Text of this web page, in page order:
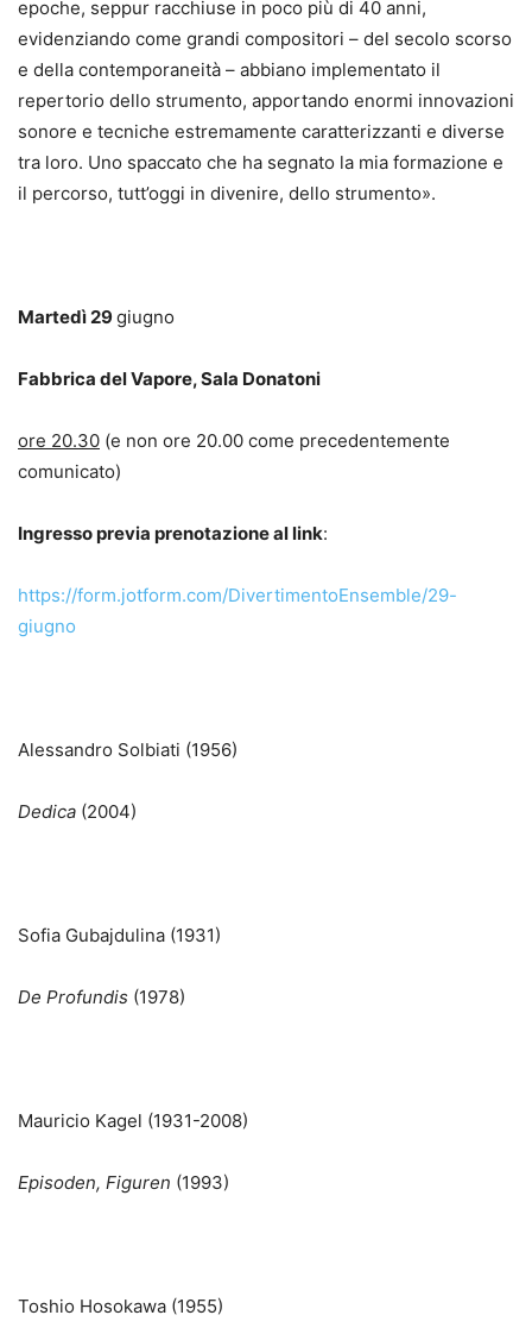
epoche, seppur racchiuse in poco più di 40 anni,
evidenziando come grandi compositori – del secolo scorso
e della contemporaneità – abbiano implementato il
repertorio dello strumento, apportando enormi innovazioni
sonore e tecniche estremamente caratterizzanti e diverse
tra loro. Uno spaccato che ha segnato la mia formazione e
il percorso, tutt’oggi in divenire, dello strumento».
Martedì 29giugno
Fabbrica del Vapore, Sala Donatoni
ore 20.30 (e non ore 20.00 come precedentemente
comunicato)
Ingresso previa prenotazione al link:
https://form.jotform.com/DivertimentoEnsemble/29-
giugno
Alessandro Solbiati (1956)
Dedica (2004)
Sofia Gubajdulina (1931)
De Profundis (1978)
Mauricio Kagel (1931-2008)
Episoden, Figuren (1993)
Toshio Hosokawa (1955)